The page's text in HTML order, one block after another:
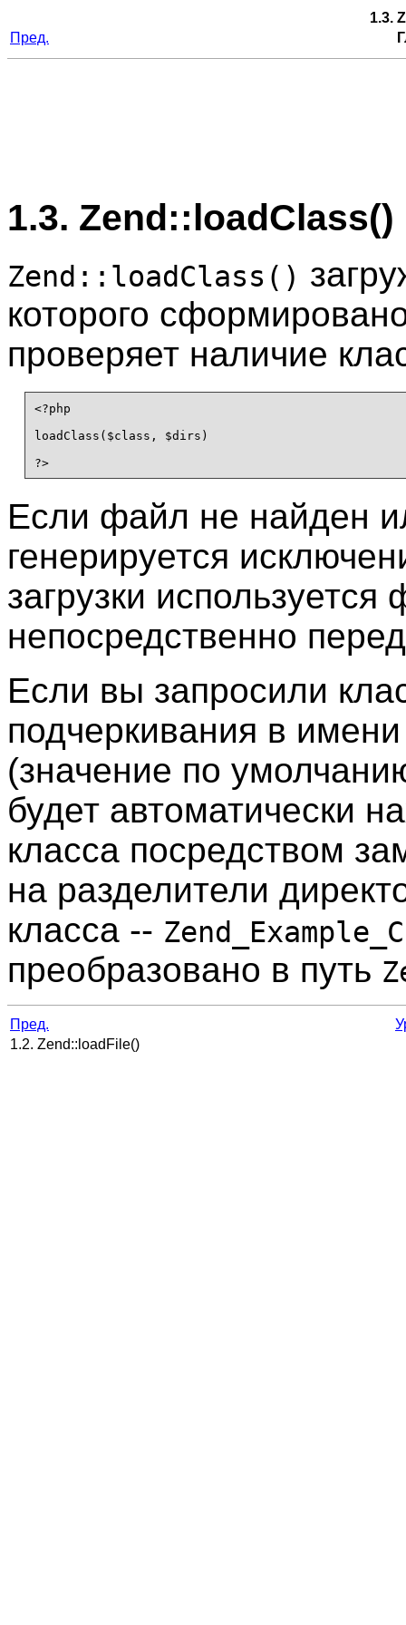
1.3.
Пред.
1.3. Zend::loadClass()
Zend::loadClass()
которого
проверяет наличие
<?php
loadClass($class, $dirs)
?>
Если файл не найден
генерируется
загрузки
непосредственно
Если вы запросили
подчеркивания в
(значение по
будет автоматически
класса посредством
на разделители
класса --
преобразовано в путь
Пред.
1.2. Zend::loadFile()